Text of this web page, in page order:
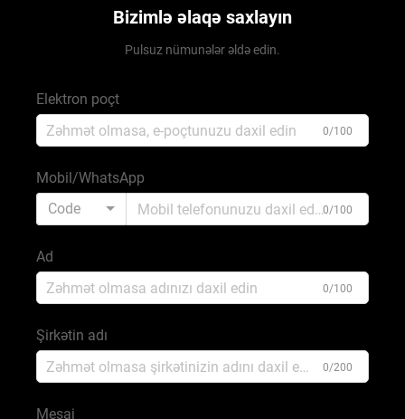
Bizimlə əlaqə saxlayın
Pulsuz nümunələr əldə edin.
Elektron poçt
0/100
Mobil/WhatsApp
Code
0/100
Ad
0/100
Şirkətin adı
0/200
Mesaj